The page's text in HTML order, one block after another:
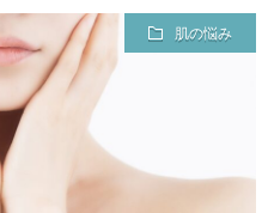
肌の悩み